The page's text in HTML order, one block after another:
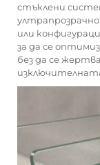
стъклени
или
за да се
без да се